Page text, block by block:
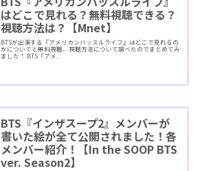
はどこで見れる？無料視聴できる？
視聴方法は？【Mnet】
BTSが出演する『アメリカンハッスルライフ』はどこで見れるの
かについてと無料視聴、視聴方法について調べたのでまとめてみ
ました！ BTS『アメ...
BTS『インザスープ2』メンバーが
書いた絵が全て公開されました！各
メンバー紹介！【In the SOOP BTS
ver. Season2】